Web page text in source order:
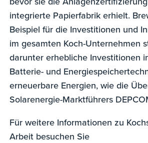
integrierte Papierfabrik erhielt.
Beispiel für die Investitionen und
im gesamten Koch-Unternehmen
darunter erhebliche Investitionen
Batterie- und
erneuerbare Energien, wie die
Solarenergie-Marktführers
Für weitere Informationen zu
Arbeit besuchen Sie